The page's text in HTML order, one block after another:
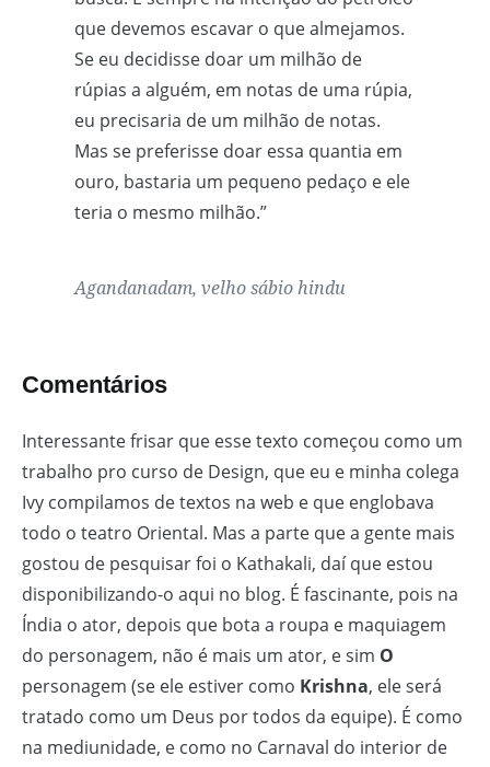
que devemos escavar o que almejamos.
Se eu decidisse doar um milhão de
rúpias a alguém, em notas de uma rúpia,
eu precisaria de um milhão de notas.
Mas se preferisse doar essa quantia em
ouro, bastaria um pequeno pedaço e ele
teria o mesmo milhão.”
Agandanadam, velho sábio hindu
Comentários
Interessante frisar que esse texto começou como um
trabalho pro curso de Design, que eu e minha colega
Ivy compilamos de textos na web e que englobava
todo o teatro Oriental. Mas a parte que a gente mais
gostou de pesquisar foi o Kathakali, daí que estou
disponibilizando-o aqui no blog. É fascinante, pois na
Índia o ator, depois que bota a roupa e maquiagem
do personagem, não é mais um ator, e sim O
personagem (se ele estiver como Krishna, ele será
tratado como um Deus por todos da equipe). É como
na mediunidade, e como no Carnaval do interior de